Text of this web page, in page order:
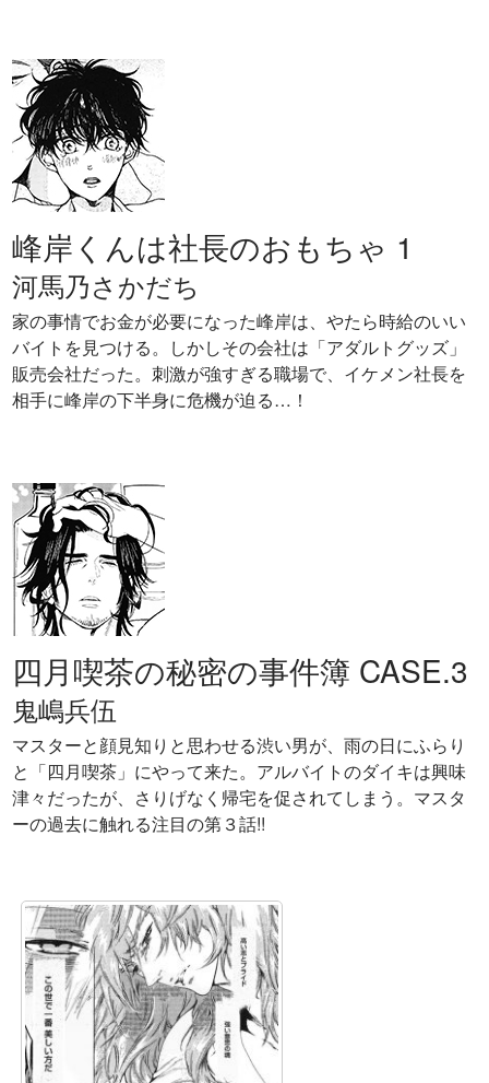
峰岸くんは社長のおもちゃ 1
河馬乃さかだち
家の事情でお金が必要になった峰岸は、やたら時給のいい
バイトを見つける。しかしその会社は「アダルトグッズ」
販売会社だった。刺激が強すぎる職場で、イケメン社長を
相手に峰岸の下半身に危機が迫る…！
四月喫茶の秘密の事件簿 CASE.3
鬼嶋兵伍
マスターと顔見知りと思わせる渋い男が、雨の日にふらり
と「四月喫茶」にやって来た。アルバイトのダイキは興味
津々だったが、さりげなく帰宅を促されてしまう。マスタ
ーの過去に触れる注目の第３話!!